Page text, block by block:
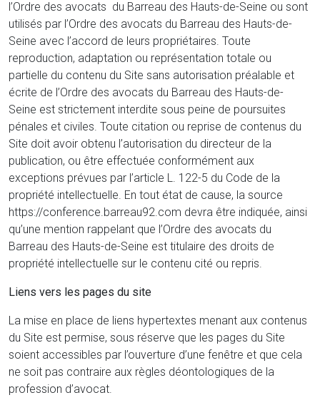
l’Ordre des avocats du Barreau des Hauts-de-Seine ou sont
utilisés par l’Ordre des avocats du Barreau des Hauts-de-
Seine avec l’accord de leurs propriétaires. Toute
reproduction, adaptation ou représentation totale ou
partielle du contenu du Site sans autorisation préalable et
écrite de l’Ordre des avocats du Barreau des Hauts-de-
Seine est strictement interdite sous peine de poursuites
pénales et civiles. Toute citation ou reprise de contenus du
Site doit avoir obtenu l’autorisation du directeur de la
publication, ou être effectuée conformément aux
exceptions prévues par l’article L. 122-5 du Code de la
propriété intellectuelle. En tout état de cause, la source
https://conference.barreau92.com devra être indiquée, ainsi
qu’une mention rappelant que l’Ordre des avocats du
Barreau des Hauts-de-Seine est titulaire des droits de
propriété intellectuelle sur le contenu cité ou repris.
Liens vers les pages du site
La mise en place de liens hypertextes menant aux contenus
du Site est permise, sous réserve que les pages du Site
soient accessibles par l’ouverture d’une fenêtre et que cela
ne soit pas contraire aux règles déontologiques de la
profession d’avocat.